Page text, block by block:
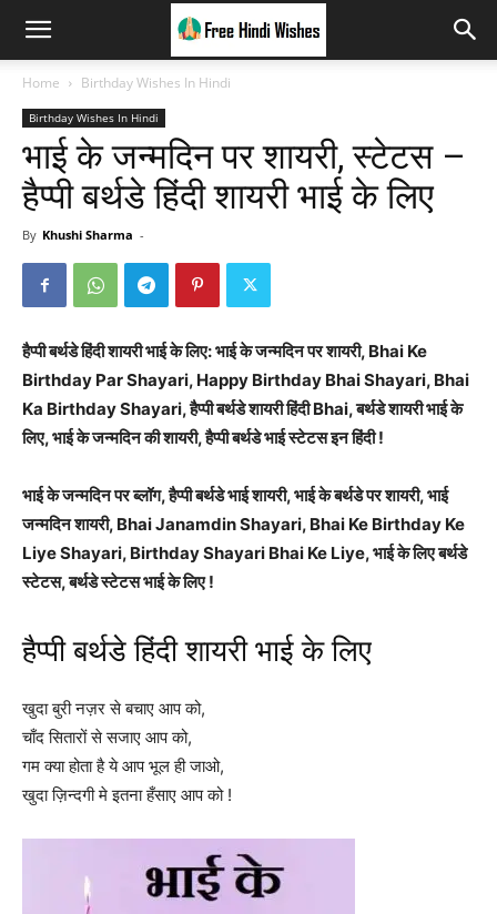
Home Birthday Wishes In Hindi
Birthday Wishes In Hindi
भाई के जन्मदिन पर शायरी, स्टेटस –
हैप्पी बर्थडे हिंदी शायरी भाई के लिए
By Khushi Sharma -
हैप्पी बर्थडे हिंदी शायरी भाई के लिए: भाई के जन्मदिन पर शायरी, Bhai Ke
Birthday Par Shayari, Happy Birthday Bhai Shayari, Bhai
Ka Birthday Shayari, हैप्पी बर्थडे शायरी हिंदी Bhai, बर्थडे शायरी भाई के
लिए, भाई के जन्मदिन की शायरी, हैप्पी बर्थडे भाई स्टेटस इन हिंदी !
भाई के जन्मदिन पर ब्लॉग, हैप्पी बर्थडे भाई शायरी, भाई के बर्थडे पर शायरी, भाई
जन्मदिन शायरी, Bhai Janamdin Shayari, Bhai Ke Birthday Ke
Liye Shayari, Birthday Shayari Bhai Ke Liye, भाई के लिए बर्थडे
स्टेटस, बर्थडे स्टेटस भाई के लिए !
हैप्पी बर्थडे हिंदी शायरी भाई के लिए
खुदा बुरी नज़र से बचाए आप को,
चाँद सितारों से सजाए आप को,
गम क्या होता है ये आप भूल ही जाओ,
खुदा ज़िन्दगी मे इतना हँसाए आप को !